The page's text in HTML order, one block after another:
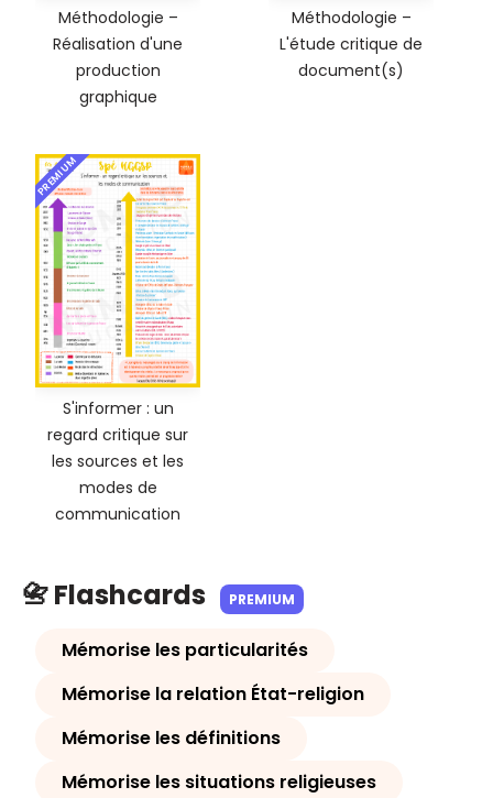
Méthodologie –
Réalisation d'une
production
graphique
Méthodologie –
L'étude critique de
document(s)
PREMIUM
S'informer : un
regard critique sur
les sources et les
modes de
communication
📇 Flashcards PREMIUM
Mémorise les particularités
Mémorise la relation État-religion
Mémorise les définitions
Mémorise les situations religieuses